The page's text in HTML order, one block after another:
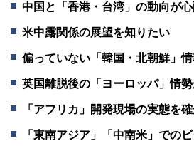
中国と「香港・台湾」の動向が
米中露関係の展望を知りたい
偏っていない「韓国・北朝鮮」
英国離脱後の「ヨーロッパ」情
「アフリカ」開発現場の実態を
「東南アジア」「中南米」での